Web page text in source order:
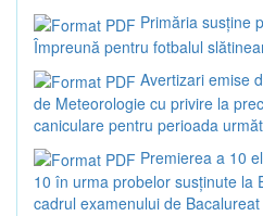
Primăria susține
Împreună pentru fotbalul
Avertizari emise
de Meteorologie cu privire la
caniculare pentru perioada
Premierea a 10
10 în urma probelor susținute la
cadrul examenului de Bacalureat